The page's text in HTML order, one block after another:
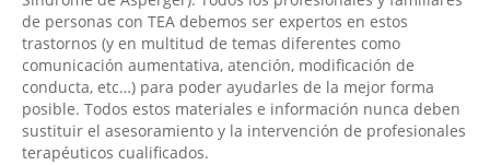
de personas con TEA debemos ser expertos en estos
trastornos (y en multitud de temas diferentes como
comunicación aumentativa, atención, modificación de
conducta, etc…) para poder ayudarles de la mejor forma
posible. Todos estos materiales e información nunca deben
sustituir el asesoramiento y la intervención de profesionales
terapéuticos cualificados.